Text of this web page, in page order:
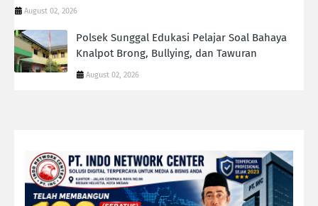
August 02, 2026
Polsek Sunggal Edukasi Pelajar Soal Bahaya
Knalpot Brong, Bullying, dan Tawuran
August 02, 2026